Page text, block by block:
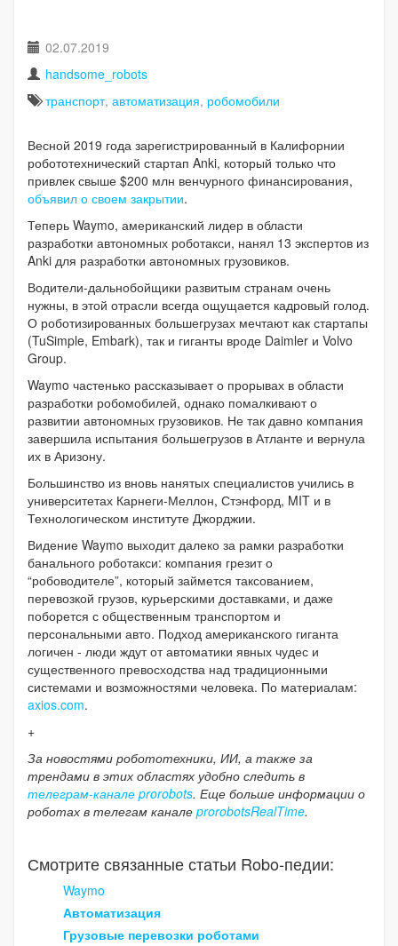
02.07.2019
handsome_robots
транспорт, автоматизация, робомобили
Весной 2019 года зарегистрированный в Калифорнии
робототехнический стартап Anki, который только что
привлек свыше $200 млн венчурного финансирования,
объявил о своем закрытии.
Теперь Waymo, американский лидер в области
разработки автономных роботакси, нанял 13 экспертов из
Anki для разработки автономных грузовиков.
Водители-дальнобойщики развитым странам очень
нужны, в этой отрасли всегда ощущается кадровый голод.
О роботизированных большегрузах мечтают как стартапы
(TuSimple, Embark), так и гиганты вроде Daimler и Volvo
Group.
Waymo частенько рассказывает о прорывах в области
разработки робомобилей, однако помалкивают о
развитии автономных грузовиков. Не так давно компания
завершила испытания большегрузов в Атланте и вернула
их в Аризону.
Большинство из вновь нанятых специалистов учились в
университетах Карнеги-Меллон, Стэнфорд, MIT и в
Технологическом институте Джорджии.
Видение Waymo выходит далеко за рамки разработки
банального роботакси: компания грезит о
“робоводителе”, который займется таксованием,
перевозкой грузов, курьерскими доставками, и даже
поборется с общественным транспортом и
персональными авто. Подход американского гиганта
логичен - люди ждут от автоматики явных чудес и
существенного превосходства над традиционными
системами и возможностями человека. По материалам:
axios.com.
+
За новостями робототехники, ИИ, а также за
трендами в этих областях удобно следить в
телеграм-канале prorobots. Еще больше информации о
роботах в телегам канале prorobotsRealTime.
Смотрите связанные статьи Robo-педии:
Waymo
Автоматизация
Грузовые перевозки роботами